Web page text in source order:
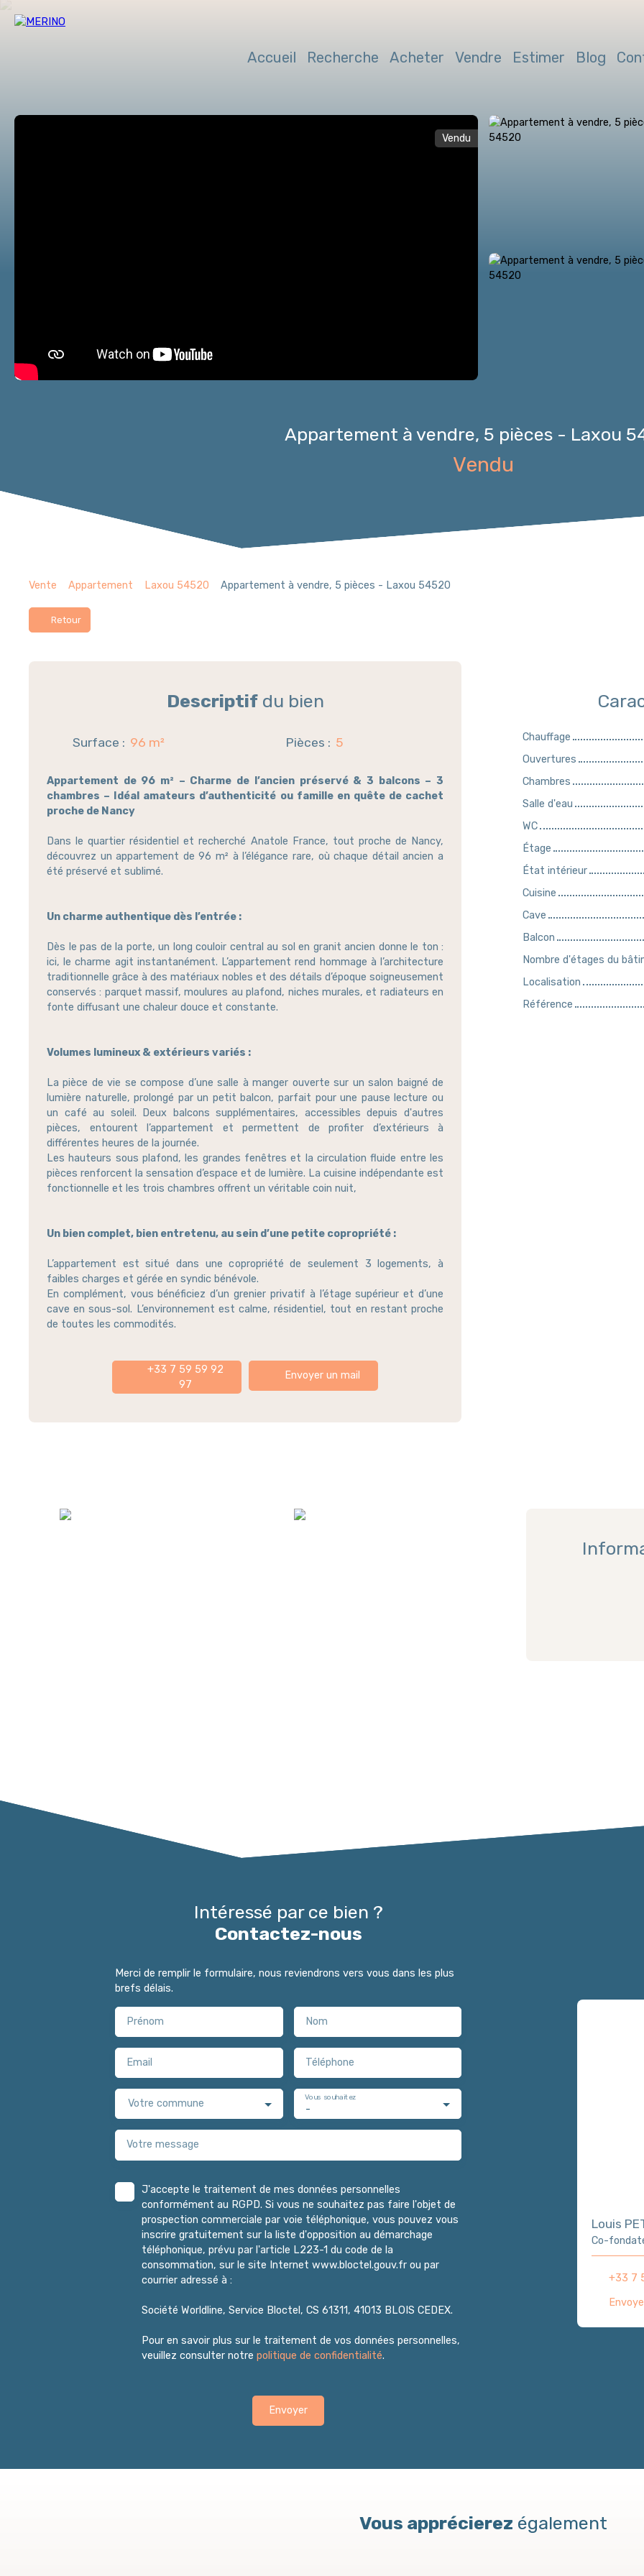
Accueil Recherche Acheter Vendre Estimer Blog
Vendu
Appartement à vendre, 5 pièces - Laxou
Vendu
Vente Appartement Laxou 54520 Appartement à vendre, 5 pièces - Laxou 54520
Retour
Descriptifdu bien
Surface : 96 m² Pièces : 5
Appartement de 96 m² – Charme de l’ancien préservé & 3 balcons – 3
chambres – Idéal amateurs d’authenticité ou famille en quête de cachet
proche de Nancy
Dans le quartier résidentiel et recherché Anatole France, tout proche de Nancy,
découvrez un appartement de 96 m² à l’élégance rare, où chaque détail ancien a
été préservé et sublimé.
Un charme authentique dès l’entrée :
Dès le pas de la porte, un long couloir central au sol en granit ancien donne le ton :
ici, le charme agit instantanément. L’appartement rend hommage à l’architecture
traditionnelle grâce à des matériaux nobles et des détails d’époque soigneusement
conservés : parquet massif, moulures au plafond, niches murales, et radiateurs en
fonte diffusant une chaleur douce et constante.
Volumes lumineux & extérieurs variés :
La pièce de vie se compose d’une salle à manger ouverte sur un salon baigné de
lumière naturelle, prolongé par un petit balcon, parfait pour une pause lecture ou
un café au soleil. Deux balcons supplémentaires, accessibles depuis d'autres
pièces, entourent l’appartement et permettent de profiter d’extérieurs à
différentes heures de la journée.
Les hauteurs sous plafond, les grandes fenêtres et la circulation fluide entre les
pièces renforcent la sensation d’espace et de lumière. La cuisine indépendante est
fonctionnelle et les trois chambres offrent un véritable coin nuit,
Un bien complet, bien entretenu, au sein d’une petite copropriété :
L’appartement est situé dans une copropriété de seulement 3 logements, à
faibles charges et gérée en syndic bénévole.
En complément, vous bénéficiez d’un grenier privatif à l’étage supérieur et d’une
cave en sous-sol. L’environnement est calme, résidentiel, tout en restant proche
de toutes les commodités.
+33 7 59 59 92
97
Envoyer un mail
Chauffage
Ouvertures
Chambres
Salle d'eau
WC
Étage
État intérieur
Cuisine
Cave
Balcon
Nombre d'étages du
Localisation
Référence
Intéressé par ce bien ?
Contactez-nous
Merci de remplir le formulaire, nous reviendrons vers vous dans les plus
brefs délais.
Prénom Nom
Email Téléphone
Votre commune -
Vous souhaitez
Votre message
J'accepte le traitement de mes données personnelles
conformément au RGPD. Si vous ne souhaitez pas faire l'objet de
prospection commerciale par voie téléphonique, vous pouvez vous
inscrire gratuitement sur la liste d'opposition au démarchage
téléphonique, prévu par l'article L223-1 du code de la
consommation, sur le site Internet www.bloctel.gouv.fr ou par
courrier adressé à :
Société Worldline, Service Bloctel, CS 61311, 41013 BLOIS CEDEX.
Pour en savoir plus sur le traitement de vos données personnelles,
veuillez consulter notre politique de confidentialité.
Envoyer
Louis
Co-
+33 7
Vous apprécierez également